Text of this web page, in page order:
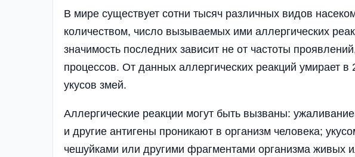
В мире существует сотни тысяч различных видов
количеством, число вызываемых ими аллергических
значимость последних зависит не от частоты
процессов. От данных аллергических реакций умирает
укусов змей.
Аллергические реакции могут быть вызваны:
и другие антигены проникают в организм человека;
чешуйками или другими фрагментами организма живых